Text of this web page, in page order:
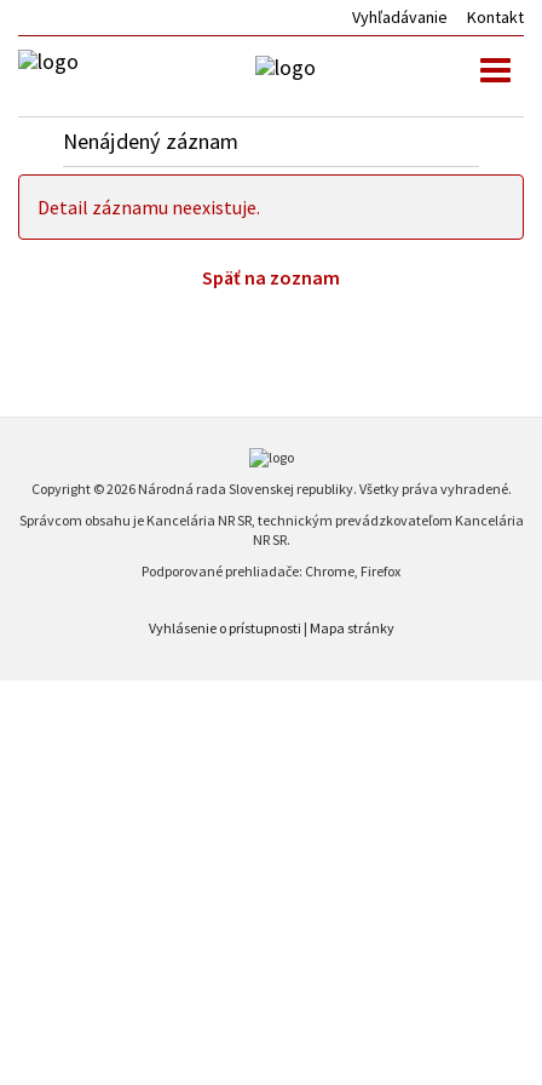
Vyhľadávanie Kontakt
Nenájdený záznam
Detail záznamu neexistuje.
Späť na zoznam
Copyright © 2026 Národná rada Slovenskej republiky. Všetky práva vyhradené.
Správcom obsahu je Kancelária NR SR, technickým prevádzkovateľom Kancelária
NR SR.
Podporované prehliadače: Chrome, Firefox
Vyhlásenie o prístupnosti | Mapa stránky